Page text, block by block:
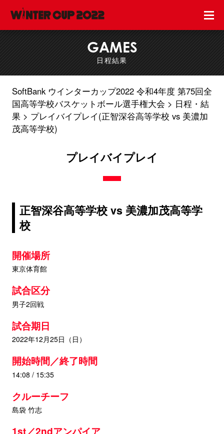
GAMES
日程結果
SoftBank ウインターカップ2022 令和4年度 第75回全
国高等学校バスケットボール選手権大会
日程・結
果
プレイバイプレイ(正智深谷高等学校 vs 美濃加
茂高等学校)
プレイバイプレイ
正智深谷高等学校 vs 美濃加茂高等学
校
開催場所
東京体育館
試合区分
男子2回戦
試合期日
2022年12月25日（日）
開始時間／終了時間
14:08 / 15:35
クルーチーフ
島袋 竹志